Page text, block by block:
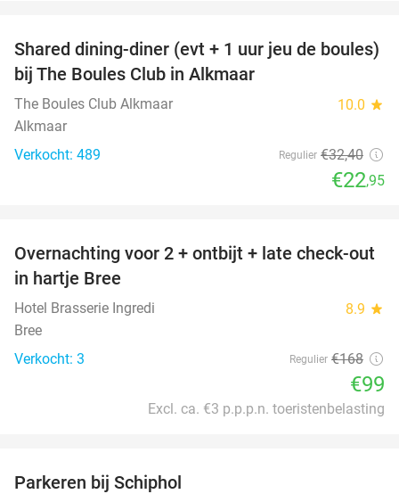
29%
Shared dining-diner (evt + 1 uur jeu de boules)
bij The Boules Club in Alkmaar
The Boules Club Alkmaar 10.0 star
Alkmaar
Verkocht: 489
Regulier €32,40
€22,95
41%
TODAY
Overnachting voor 2 + ontbijt + late check-out
in hartje Bree
Hotel Brasserie Ingredi 8.9 star
Bree
Verkocht: 3
Regulier €168
€99
Excl. ca. €3 p.p.p.n. toeristenbelasting
Parkeren bij Schiphol